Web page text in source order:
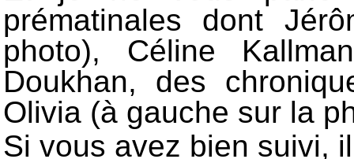
prématinales dont
photo), Céline
Doukhan, des
Olivia (à gauche sur la
Si vous avez bien suivi,